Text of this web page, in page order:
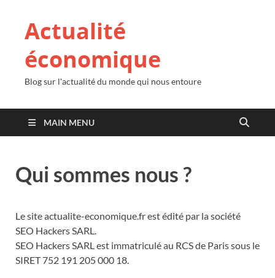
Actualité
économique
Blog sur l'actualité du monde qui nous entoure
MAIN MENU
Qui sommes nous ?
Le site actualite-economique.fr est édité par la société
SEO Hackers SARL.
SEO Hackers SARL est immatriculé au RCS de Paris sous le
SIRET 752 191 205 000 18.